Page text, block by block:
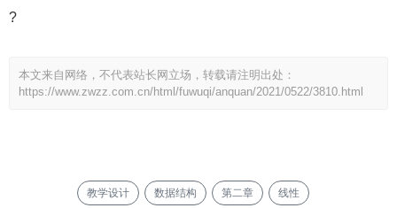
?
本文来自网络，不代表站长网立场，转载请注明出处：
https://www.zwzz.com.cn/html/fuwuqi/anquan/2021/0522/3810.html
教学设计 数据结构 第二章 线性